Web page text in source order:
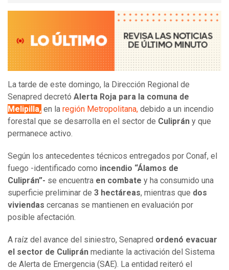
La tarde de este domingo, la Dirección Regional de
Senapred decretó Alerta Roja para la comuna de
Melipilla, en la región Metropolitana, debido a un incendio
forestal que se desarrolla en el sector de Culiprán y que
permanece activo.
Según los antecedentes técnicos entregados por Conaf, el
fuego -identificado como incendio “Álamos de
Culiprán”- se encuentra en combate y ha consumido una
superficie preliminar de 3 hectáreas, mientras que dos
viviendas cercanas se mantienen en evaluación por
posible afectación.
A raíz del avance del siniestro, Senapred ordenó evacuar
el sector de Culiprán mediante la activación del Sistema
de Alerta de Emergencia (SAE). La entidad reiteró el